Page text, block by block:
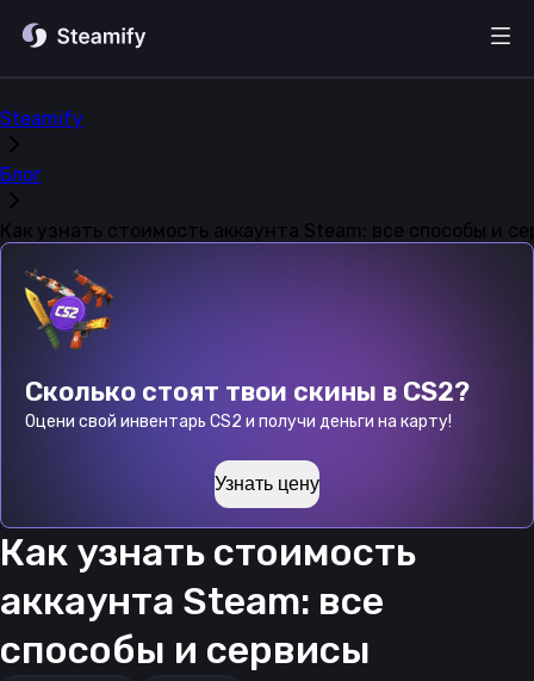
Steamify
Блог
Как узнать стоимость аккаунта Steam: все способы и
Сколько стоят твои скины в CS2?
Оцени свой инвентарь CS2 и получи деньги на карту!
Узнать цену
Как узнать стоимость
аккаунта Steam: все
способы и сервисы